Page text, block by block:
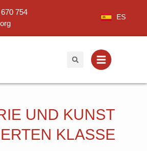
754
ES
UND KUNST
KLASSE